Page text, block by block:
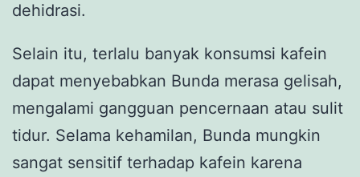
dehidrasi.
Selain itu, terlalu banyak konsumsi kafein
dapat menyebabkan Bunda merasa gelisah,
mengalami gangguan pencernaan atau sulit
tidur. Selama kehamilan, Bunda mungkin
sangat sensitif terhadap kafein karena